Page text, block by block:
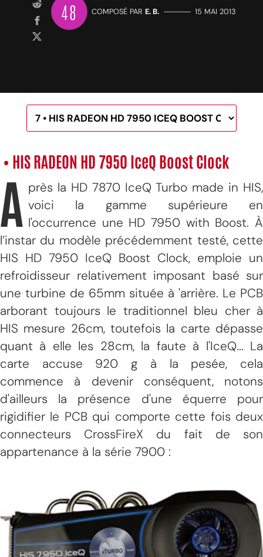
48 COMPOSÉ PAR E. B. ————— 15 MAI 2013
• HIS RADEON HD 7950 IceQ Boost Clock
A près la HD 7870 IceQ Turbo made in HIS,
voici la gamme supérieure en
l'occurrence une HD 7950 with Boost. À
l’instar du modèle précédemment testé, cette
HIS HD 7950 IceQ Boost Clock, emploie un
refroidisseur relativement imposant basé sur
une turbine de 65mm située à 'arrière. Le PCB
arborant toujours le traditionnel bleu cher à
HIS mesure 26cm, toutefois la carte dépasse
quant à elle les 28cm, la faute à l'IceQ... La
carte accuse 920 g à la pesée, cela
commence à devenir conséquent, notons
d'ailleurs la présence d'une équerre pour
rigidifier le PCB qui comporte cette fois deux
connecteurs CrossFireX du fait de son
appartenance à la série 7900 :